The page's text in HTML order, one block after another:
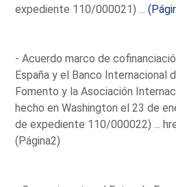
expediente 110/000021) ...
- Acuerdo marco de
España y el Banco Internacional
Fomento y la Asociación
hecho en Washington el 23 de
de expediente 110/000022) ...
(Página2)